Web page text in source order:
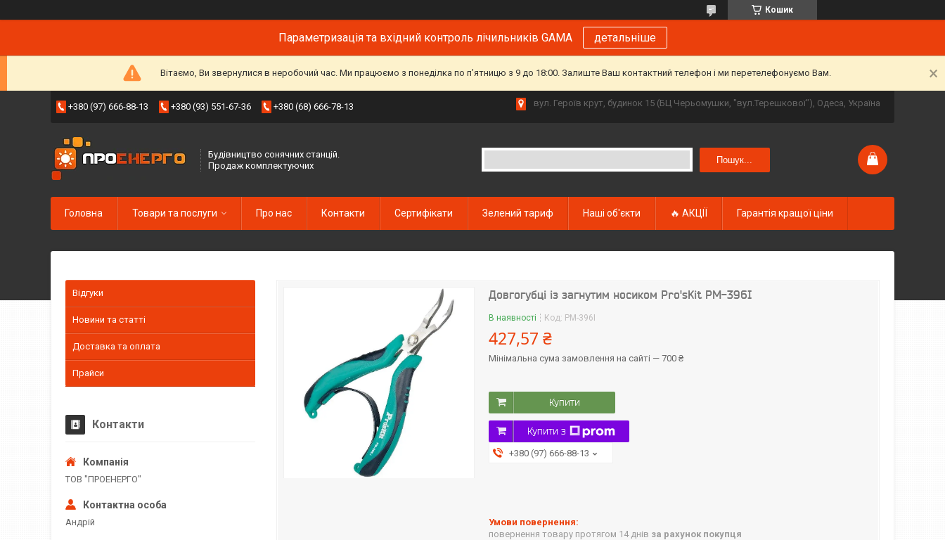
Кошик
Параметризація та вхідний контроль лічильників GAMA детальніше
Вітаємо, Ви звернулися в неробочий час. Ми працюємо з понеділка по пʼятницю з 9 до 18:00. Залиште Ваш контактний телефон і ми перетелефонуємо Вам.
+380 (97) 666-88-13 +380 (93) 551-67-36 +380 (68) 666-78-13 вул. Героїв крут, будинок 15 (БЦ Черьомушки, "вул.Терешкової"), Одеса, Україна
Будівництво сонячних станцій.
Продаж комплектуючих
Пошук...
Головна Товари та послуги Про нас Контакти Сертифікати Зелений тариф Наші об'єкти 🔥 АКЦІЇ Гарантія кращої ціни
Довгогубці із загнутим носиком Pro'sKit PM-396I
В наявності Код: PM-396I
427,57 ₴
Мінімальна сума замовлення на сайті — 700 ₴
Купити
Купити з
+380 (97) 666-88-13
повернення товару протягом 14 днів за рахунок покупця
Відгуки
Новини та статті
Доставка та оплата
Прайси
Контакти
ТОВ "ПРОЕНЕРГО"
Андрій